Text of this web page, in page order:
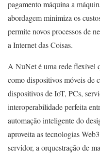
pagamento máquina a
abordagem minimiza os
permite novos processos de
a Internet das Coisas.
A NuNet é uma rede flexível
como dispositivos móveis de
dispositivos de IoT, PCs,
interoperabilidade perfeita
automação inteligente do
aproveita as tecnologias
servidor, a orquestração de